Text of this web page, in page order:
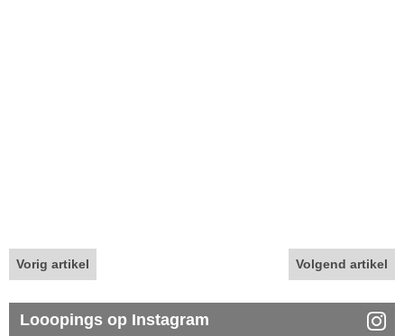
Vorig artikel Volgend artikel
Looopings op Instagram